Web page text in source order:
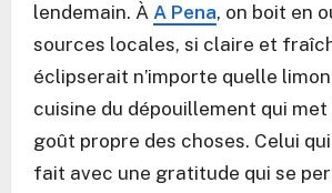
lendemain. À A Pena, on boit en
sources locales, si claire et
éclipserait n’importe quelle
cuisine du dépouillement qui met
goût propre des choses. Celui
fait avec une gratitude qui se